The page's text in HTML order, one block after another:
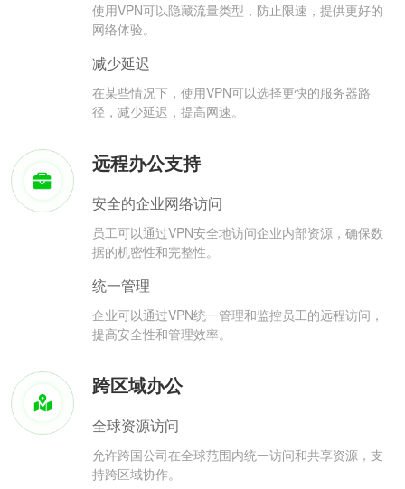
使用VPN可以隐藏流量类型，防止限速，提供更好的
网络体验。
减少延迟
在某些情况下，使用VPN可以选择更快的服务器路
径，减少延迟，提高网速。
远程办公支持
安全的企业网络访问
员工可以通过VPN安全地访问企业内部资源，确保数
据的机密性和完整性。
统一管理
企业可以通过VPN统一管理和监控员工的远程访问，
提高安全性和管理效率。
跨区域办公
全球资源访问
允许跨国公司在全球范围内统一访问和共享资源，支
持跨区域协作。